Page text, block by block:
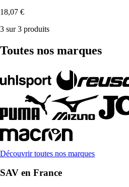
18,07 €
3 sur 3 produits
Toutes nos marques
Découvrir toutes nos marques
SAV en France